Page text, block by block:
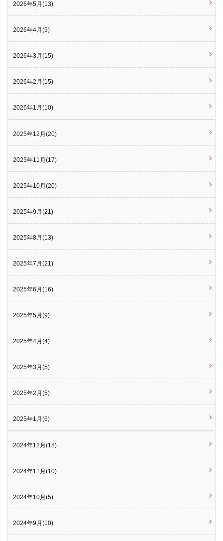
2026年5月(13)
2026年4月(9)
2026年3月(15)
2026年2月(15)
2026年1月(10)
2025年12月(20)
2025年11月(17)
2025年10月(20)
2025年9月(21)
2025年8月(13)
2025年7月(21)
2025年6月(16)
2025年5月(9)
2025年4月(4)
2025年3月(5)
2025年2月(5)
2025年1月(6)
2024年12月(18)
2024年11月(10)
2024年10月(5)
2024年9月(10)